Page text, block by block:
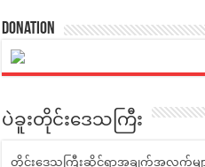
Donation
ပဲခူးတိုင်းဒေသကြီး
တိုင်းဒေသကြီးဆိုင်ရာအချက်အလက်မျ